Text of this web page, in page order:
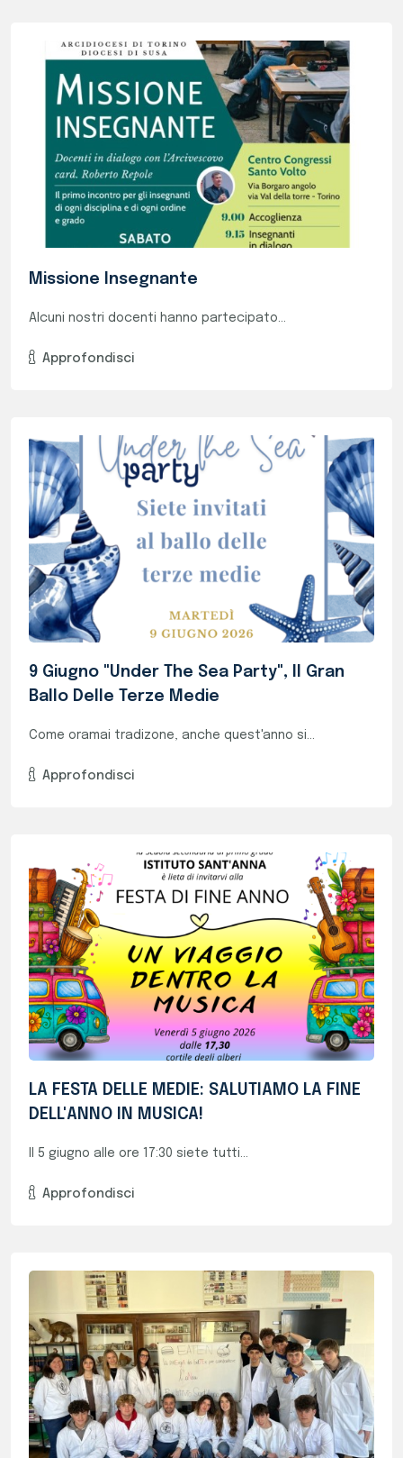
Alcuni nostri docenti hanno partecipato...
9 Giugno "Under The Sea Party", Il Gran
Ballo Delle Terze Medie
Come oramai tradizone, anche quest'anno si...
Approfondisci
LA FESTA DELLE MEDIE: SALUTIAMO LA FINE
DELL'ANNO IN MUSICA!
Il 5 giugno alle ore 17:30 siete tutti...
Approfondisci
Finalisti Al Concorso Mad For Science!
Con il progetto “EATEN: la sinErgiA dei...
Approfondisci